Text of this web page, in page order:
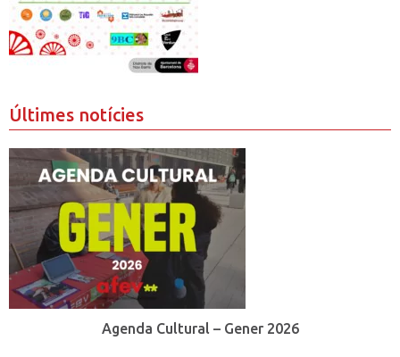
Últimes notícies
Agenda Cultural – Gener 2026